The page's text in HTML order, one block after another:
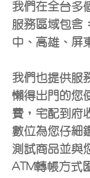
我們在全台多
服務區域包含
中、高雄、屏
我們也提供服
懶得出門的您
費，宅配到府
數位為您仔細
測試商品並與
ATM轉帳方式